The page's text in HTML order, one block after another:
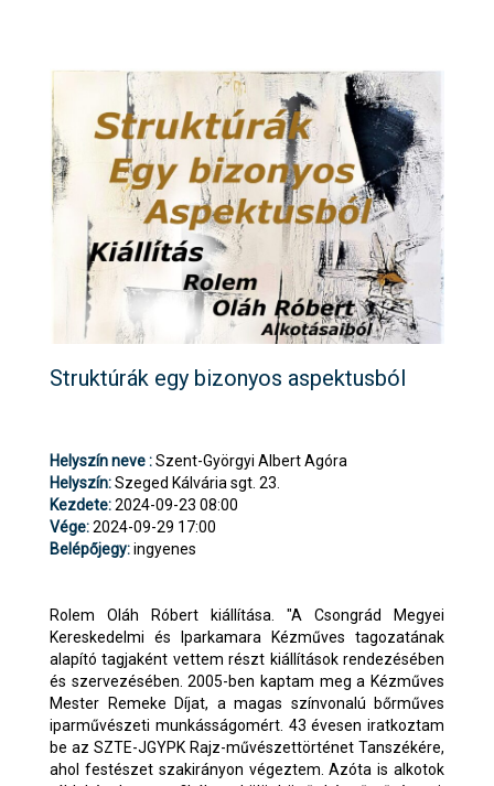
Struktúrák egy bizonyos aspektusból
Helyszín neve :Szent-Györgyi Albert Agóra
Helyszín:Szeged Kálvária sgt. 23.
Kezdete:2024-09-23 08:00
Vége:2024-09-29 17:00
Belépőjegy:ingyenes
Rolem Oláh Róbert kiállítása. "A Csongrád Megyei
Kereskedelmi és Iparkamara Kézműves tagozatának
alapító tagjaként vettem részt kiállítások rendezésében
és szervezésében. 2005-ben kaptam meg a Kézműves
Mester Remeke Díjat, a magas színvonalú bőrműves
iparművészeti munkásságomért. 43 évesen iratkoztam
be az SZTE-JGYPK Rajz-művészettörténet Tanszékére,
ahol festészet szakirányon végeztem. Azóta is alkotok